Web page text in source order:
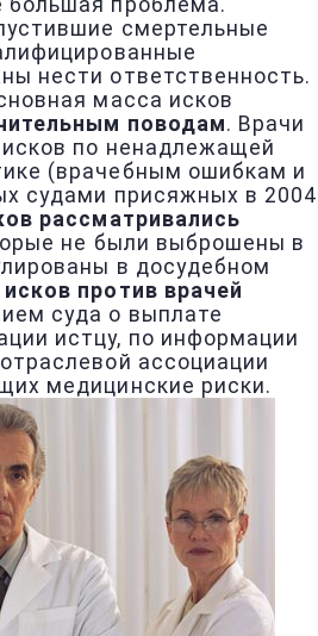
большая проблема.
смертельные
нести ответственность.
масса исков
поводам. Врачи
исков по ненадлежащей
(врачебным ошибкам и
судами присяжных в 2004
рассматривались
не были выброшены в
в досудебном
исков против врачей
суда о выплате
истцу, по информации
ассоциации
медицинские риски.